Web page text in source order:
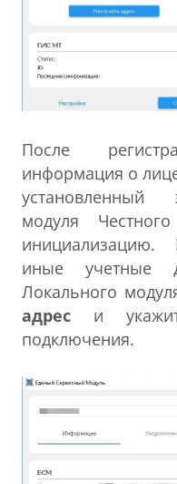
После
информация о
установленный
модуля
иные учетные
Локального
адрес и
подключения.